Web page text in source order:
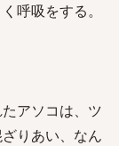
呼吸をする。
アソコは、ツ
りあい、なん